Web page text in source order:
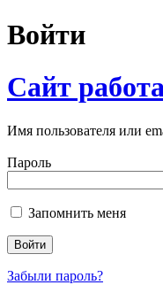
Войти
Сайт
Имя пользователя или
Пароль
Запомнить меня
Забыли пароль?